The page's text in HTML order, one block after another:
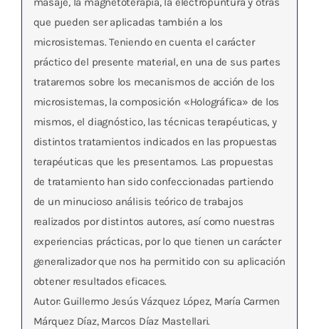
que pueden ser aplicadas también a los
microsistemas. Teniendo en cuenta el carácter
práctico del presente material, en una de sus partes
trataremos sobre los mecanismos de acción de los
microsistemas, la composición «Holográfica» de los
mismos, el diagnóstico, las técnicas terapéuticas, y
distintos tratamientos indicados en las propuestas
terapéuticas que les presentamos. Las propuestas
de tratamiento han sido confeccionadas partiendo
de un minucioso análisis teórico de trabajos
realizados por distintos autores, así como nuestras
experiencias prácticas, por lo que tienen un carácter
generalizador que nos ha permitido con su aplicación
obtener resultados eficaces.
Autor: Guillermo Jesús Vázquez López, María Carmen
Márquez Díaz, Marcos Díaz Mastellari.